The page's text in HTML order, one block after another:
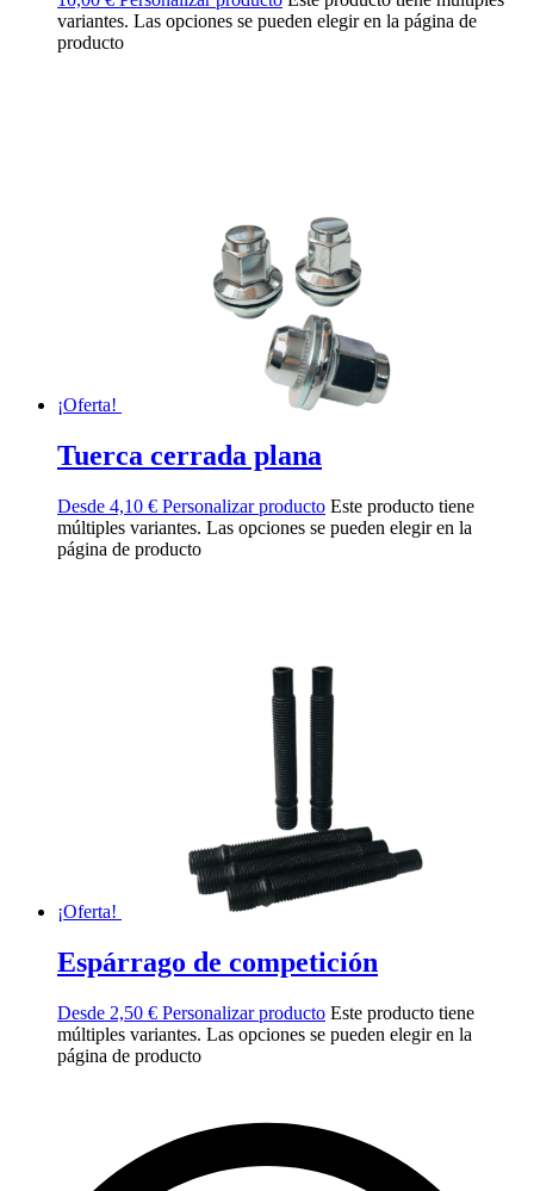
variantes. Las opciones se pueden elegir en la página de
producto
¡Oferta!
Tuerca cerrada plana
Desde 4,10 € Personalizar producto Este producto tiene
múltiples variantes. Las opciones se pueden elegir en la
página de producto
¡Oferta!
Espárrago de competición
Desde 2,50 € Personalizar producto Este producto tiene
múltiples variantes. Las opciones se pueden elegir en la
página de producto